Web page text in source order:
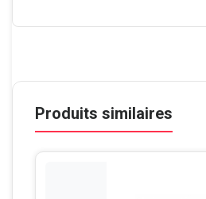
Produits similaires